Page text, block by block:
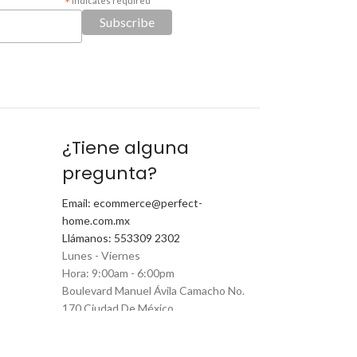
*
¿Tiene alguna
pregunta?
Email: ecommerce@perfect-
home.com.mx
Llámanos: 553309 2302
Lunes - Viernes
Hora: 9:00am - 6:00pm
Boulevard Manuel Ávila Camacho No.
170 Ciudad De México